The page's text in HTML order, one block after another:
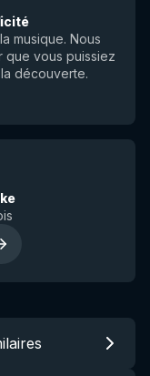
musique. Nous
que vous puissiez
découverte.